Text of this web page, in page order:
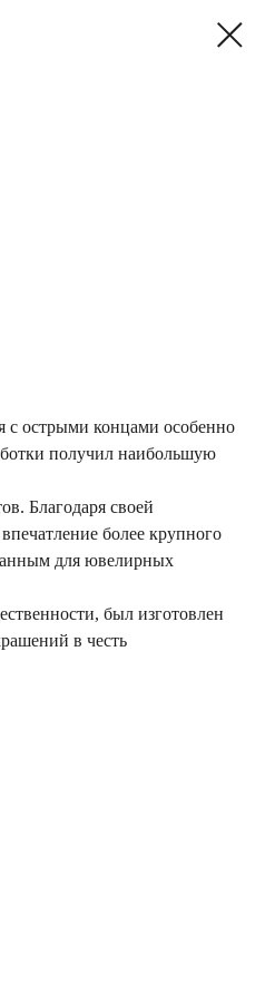
с острыми концами особенно
получил наибольшую
Благодаря своей
более крупного
для ювелирных
был изготовлен
в честь